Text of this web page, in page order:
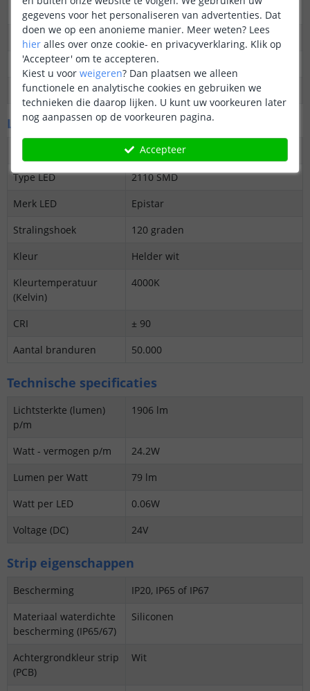
gehele lengte
Garantie
5 jaar
Op maat te knippen
24V: elke 2,5 cm
Datasheet
Download
LED's en licht
420
Type LED
2110 SMD
Merk LED
Epistar
Stralingshoek
120 graden
Kleur
Helder wit
Kleurtemperatuur
(Kelvin)
4000K
CRI
± 90
Aantal branduren
50.000
Technische specificaties
Lichtsterkte (lumen)
p/m
1906 lm
Watt - vermogen p/m
24.2W
Lumen per Watt
79 lm
Watt per LED
0.06W
Voltage (DC)
24V
Strip eigenschappen
Bescherming
IP20, IP65 of IP67
Materiaal waterdichte
bescherming (IP65/67)
Siliconen
Achtergrondkleur strip
(PCB)
Wit
gegevens voor het personaliseren van advertenties. Dat
doen we op een anonieme manier. Meer weten? Lees
hier alles over onze cookie- en privacyverklaring. Klik op
'Accepteer' om te accepteren.
Kiest u voor weigeren? Dan plaatsen we alleen
functionele en analytische cookies en gebruiken we
technieken die daarop lijken. U kunt uw voorkeuren later
nog aanpassen op de voorkeuren pagina.
Accepteer